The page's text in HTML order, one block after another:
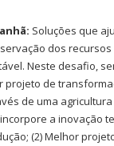
Soluções que
dos
Neste desafio,
projeto de
de uma
a inovação
(2) Melhor